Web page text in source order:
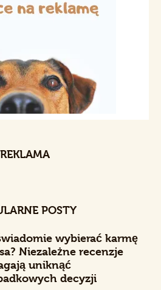
REKLAMA
POSTY
wybierać karmę
Niezależne recenzje
uniknąć
decyzji